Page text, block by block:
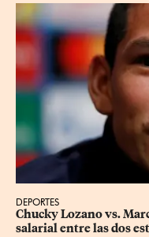
DEPORTES
Chucky Lozano vs.
salarial entre las dos